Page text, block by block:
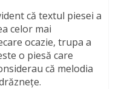
că textul piesei a
celor mai
ocazie, trupa a
o piesă care
că melodia